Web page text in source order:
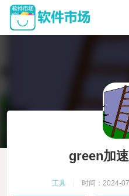
green加
工具 时间：2024-